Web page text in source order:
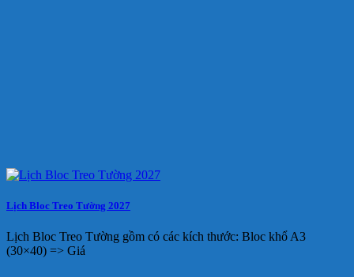
Lịch Bloc Treo Tường 2027
Lịch Bloc Treo Tường gồm có các kích thước: Bloc khổ A3
(30×40) => Giá